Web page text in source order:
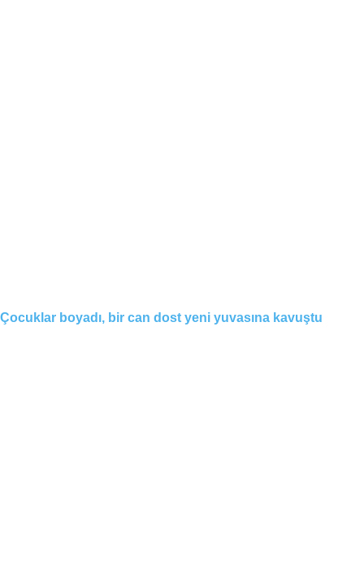
Çocuklar boyadı, bir can dost yeni yuvasına kavuştu